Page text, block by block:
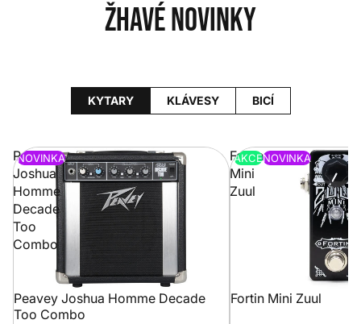
Žhavé novinky
KYTARY KLÁVESY BICÍ
Peavey
Joshua
Homme
Decade
Too
Combo
NOVINKA
Peavey Joshua Homme Decade
Too Combo
Fortin
Mini
Zuul
AKCENOVINKA
Fortin Mini Zuul